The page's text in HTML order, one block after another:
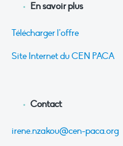
En savoir plus
Télécharger l’offre
Site Internet du CEN PACA
Contact
irene.nzakou@cen-paca.org